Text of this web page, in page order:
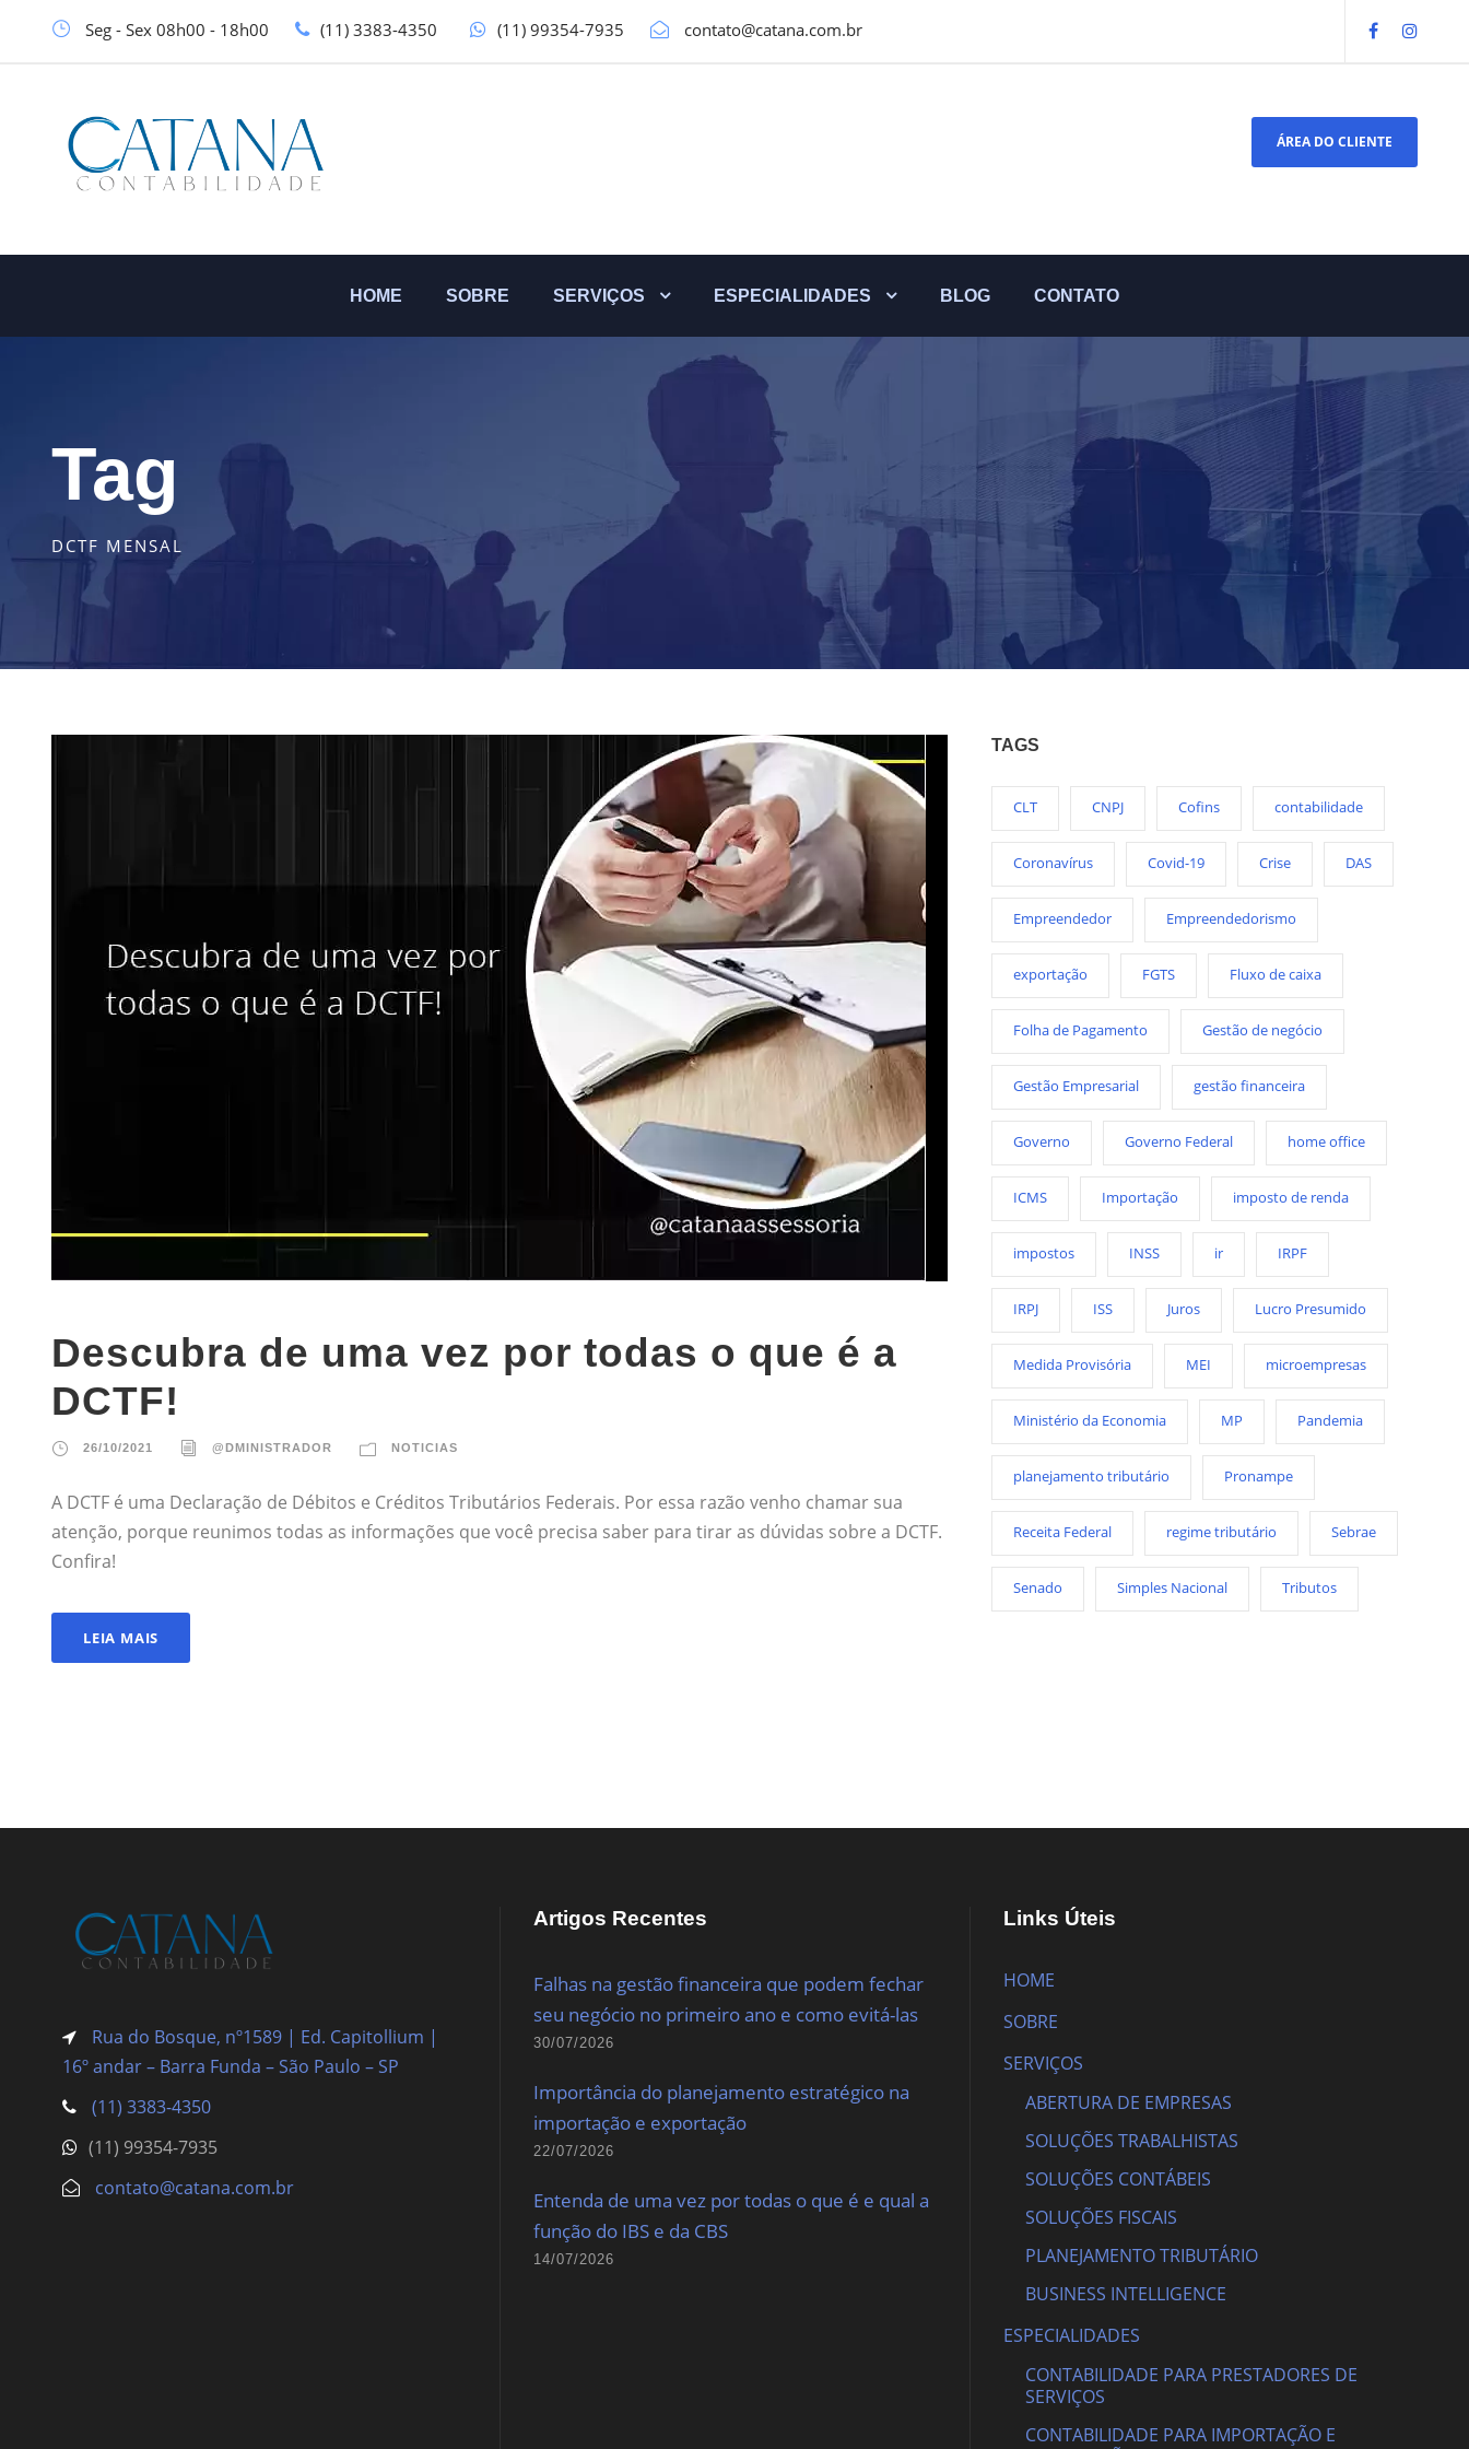
Seg - Sex 08h00 - 18h00 (11) 3383-4350 (11) 99354-7935 contato@catana.com.br
ÁREA DO CLIENTE
HOME SOBRE SERVIÇOS ESPECIALIDADES BLOG CONTATO
Tag
DCTF MENSAL
Descubra de uma vez por todas o que é a
DCTF!
26/10/2021 @DMINISTRADOR NOTICIAS
A DCTF é uma Declaração de Débitos e Créditos Tributários Federais. Por essa razão venho chamar sua
atenção, porque reunimos todas as informações que você precisa saber para tirar as dúvidas sobre a DCTF.
Confira!
LEIA MAIS
TAGS
CLT CNPJ Cofins contabilidade
Coronavírus Covid-19 Crise DAS
Empreendedor Empreendedorismo
exportação FGTS Fluxo de caixa
Folha de Pagamento Gestão de negócio
Gestão Empresarial gestão financeira
Governo Governo Federal home office
ICMS Importação imposto de renda
impostos INSS ir IRPF
IRPJ ISS Juros Lucro Presumido
Medida Provisória MEI microempresas
Ministério da Economia MP Pandemia
planejamento tributário Pronampe
Receita Federal regime tributário Sebrae
Senado Simples Nacional Tributos
Rua do Bosque, nº1589 | Ed. Capitollium |
16º andar – Barra Funda – São Paulo – SP
(11) 3383-4350
(11) 99354-7935
contato@catana.com.br
Artigos Recentes
Falhas na gestão financeira que podem fechar
seu negócio no primeiro ano e como evitá-las
30/07/2026
Importância do planejamento estratégico na
importação e exportação
22/07/2026
Entenda de uma vez por todas o que é e qual a
função do IBS e da CBS
14/07/2026
Links Úteis
HOME
SOBRE
SERVIÇOS
ABERTURA DE EMPRESAS
SOLUÇÕES TRABALHISTAS
SOLUÇÕES CONTÁBEIS
SOLUÇÕES FISCAIS
PLANEJAMENTO TRIBUTÁRIO
BUSINESS INTELLIGENCE
ESPECIALIDADES
CONTABILIDADE PARA PRESTADORES DE
SERVIÇOS
CONTABILIDADE PARA IMPORTAÇÃO E